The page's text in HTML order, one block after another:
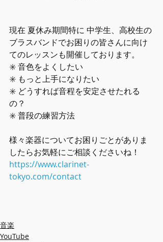
現在 夏休み期間特に 中学生、高校生の
ブラスバンドでお困りの皆さんに向け
てのレッスンも開催しております。
✳️ 音色をよくしたい
✳️ もっと上手になりたい
✳️ どうすれば音程を安定させたれる
の？
✳️ 普段の練習方法
様々楽器についてお困りごとがありま
したらお気軽にご相談くださいね！
https://www.clarinet-
tokyo.com/contact
音楽
YouTube